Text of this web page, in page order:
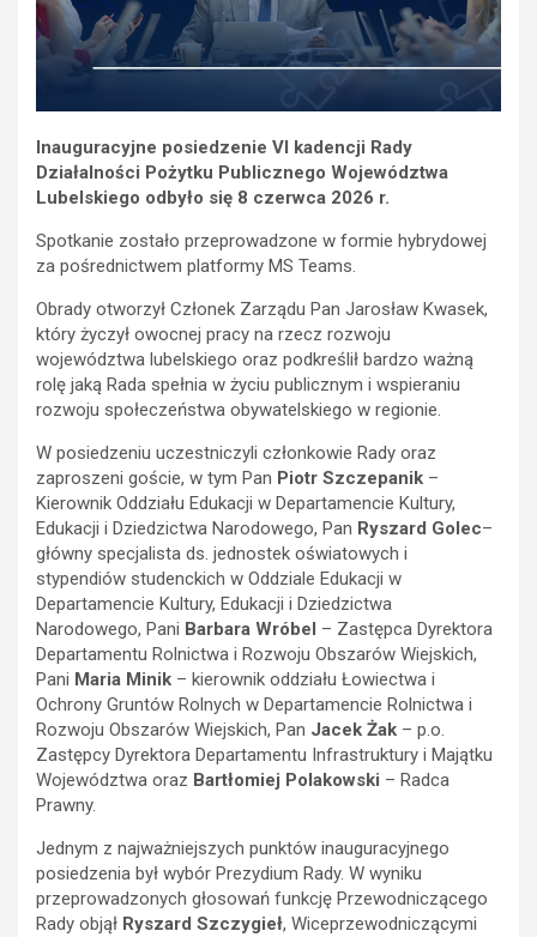
Inauguracyjne posiedzenie VI kadencji Rady
Działalności Pożytku Publicznego Województwa
Lubelskiego odbyło się 8 czerwca 2026 r.
Spotkanie zostało przeprowadzone w formie hybrydowej
za pośrednictwem platformy MS Teams.
Obrady otworzył Członek Zarządu Pan Jarosław Kwasek,
który życzył owocnej pracy na rzecz rozwoju
województwa lubelskiego oraz podkreślił bardzo ważną
rolę jaką Rada spełnia w życiu publicznym i wspieraniu
rozwoju społeczeństwa obywatelskiego w regionie.
W posiedzeniu uczestniczyli członkowie Rady oraz
zaproszeni goście, w tym Pan Piotr Szczepanik –
Kierownik Oddziału Edukacji w Departamencie Kultury,
Edukacji i Dziedzictwa Narodowego, Pan Ryszard Golec–
główny specjalista ds. jednostek oświatowych i
stypendiów studenckich w Oddziale Edukacji w
Departamencie Kultury, Edukacji i Dziedzictwa
Narodowego, Pani Barbara Wróbel – Zastępca Dyrektora
Departamentu Rolnictwa i Rozwoju Obszarów Wiejskich,
Pani Maria Minik – kierownik oddziału Łowiectwa i
Ochrony Gruntów Rolnych w Departamencie Rolnictwa i
Rozwoju Obszarów Wiejskich, Pan Jacek Żak – p.o.
Zastępcy Dyrektora Departamentu Infrastruktury i Majątku
Województwa oraz Bartłomiej Polakowski – Radca
Prawny.
Jednym z najważniejszych punktów inauguracyjnego
posiedzenia był wybór Prezydium Rady. W wyniku
przeprowadzonych głosowań funkcję Przewodniczącego
Rady objął Ryszard Szczygieł, Wiceprzewodniczącymi